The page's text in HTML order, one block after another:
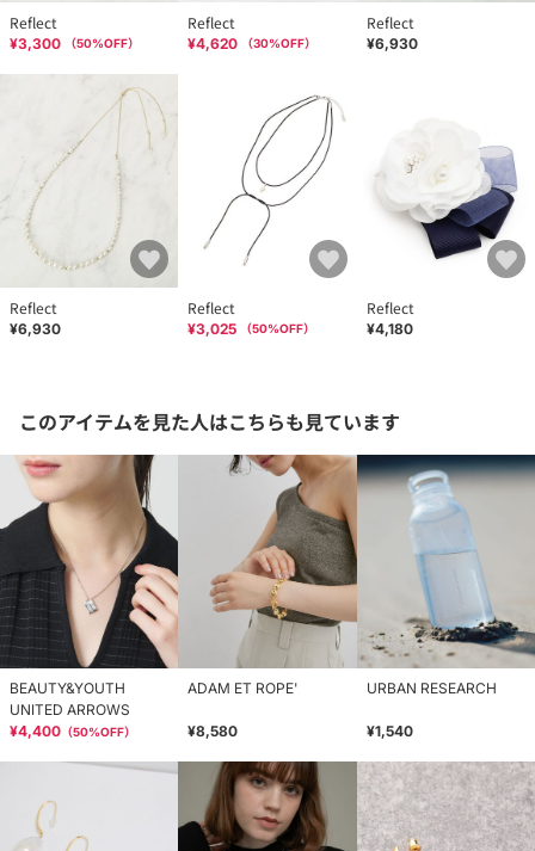
Reflect
¥3,300 （50%OFF）
Reflect
¥4,620 （30%OFF）
Reflect
¥6,930
Reflect
¥6,930
Reflect
¥3,025 （50%OFF）
Reflect
¥4,180